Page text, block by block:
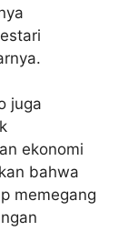
juga
ekonomi
bahwa
memegang